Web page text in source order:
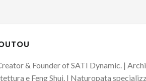
& Founder of SATI Dynamic. |
e Feng Shui. | Naturopata